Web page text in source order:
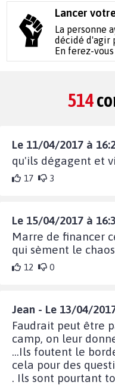
Lancer
La personne
décidé d'agir
En ferez-
514
Le 11/04/2017 à
qu'ils dégagent et
17 3
Le 15/04/2017 à
Marre de financer
qui sèment le
12 0
Jean - Le 13/04/
Faudrait peut être
camp, on leur
...Ils foutent le
cela pour des
. Ils sont pourtant